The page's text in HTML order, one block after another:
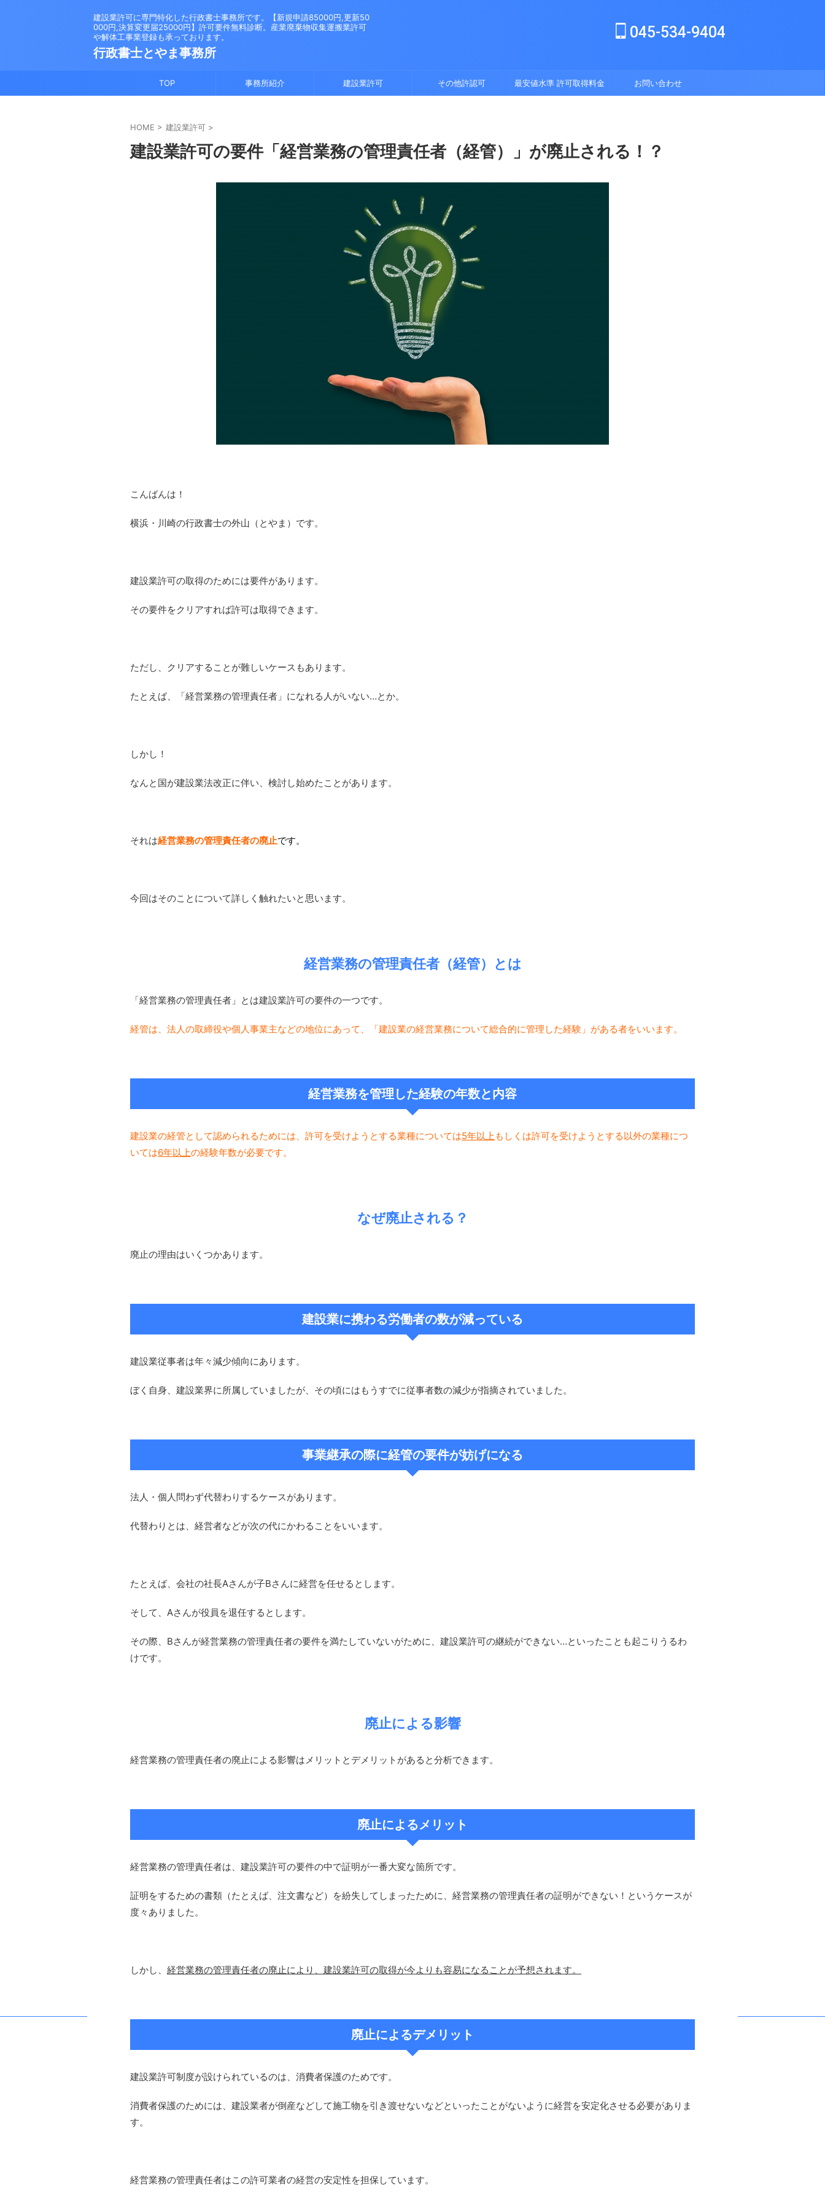
建設業許可に専門特化した行政書士事務所です。【新規申請85000円,更新50
000円,決算変更届25000円】許可要件無料診断。産業廃棄物収集運搬業許可
や解体工事業登録も承っております。
行政書士とやま事務所
045-534-9404
TOP 事務所紹介 建設業許可 その他許認可 最安値水準 許可取得料金 お問い合わせ
HOME > 建設業許可 >
建設業許可の要件「経営業務の管理責任者（経管）」が廃止される！？
こんばんは！
横浜・川崎の行政書士の外山（とやま）です。
建設業許可の取得のためには要件があります。
その要件をクリアすれば許可は取得できます。
ただし、クリアすることが難しいケースもあります。
たとえば、「経営業務の管理責任者」になれる人がいない…とか。
しかし！
なんと国が建設業法改正に伴い、検討し始めたことがあります。
それは経営業務の管理責任者の廃止です。
今回はそのことについて詳しく触れたいと思います。
経営業務の管理責任者（経管）とは
「経営業務の管理責任者」とは建設業許可の要件の一つです。
経管は、法人の取締役や個人事業主などの地位にあって、「建設業の経営業務について総合的に管理した経験」がある者をいいます。
経営業務を管理した経験の年数と内容
建設業の経管として認められるためには、許可を受けようとする業種については5年以上もしくは許可を受けようとする以外の業種につ
いては6年以上の経験年数が必要です。
なぜ廃止される？
廃止の理由はいくつかあります。
建設業に携わる労働者の数が減っている
建設業従事者は年々減少傾向にあります。
ぼく自身、建設業界に所属していましたが、その頃にはもうすでに従事者数の減少が指摘されていました。
事業継承の際に経管の要件が妨げになる
法人・個人問わず代替わりするケースがあります。
代替わりとは、経営者などが次の代にかわることをいいます。
たとえば、会社の社長Aさんが子Bさんに経営を任せるとします。
そして、Aさんが役員を退任するとします。
その際、Bさんが経営業務の管理責任者の要件を満たしていないがために、建設業許可の継続ができない…といったことも起こりうるわ
けです。
廃止による影響
経営業務の管理責任者の廃止による影響はメリットとデメリットがあると分析できます。
廃止によるメリット
経営業務の管理責任者は、建設業許可の要件の中で証明が一番大変な箇所です。
証明をするための書類（たとえば、注文書など）を紛失してしまったために、経営業務の管理責任者の証明ができない！というケースが
度々ありました。
しかし、 経営業務の管理責任者の廃止により、建設業許可の取得が今よりも容易になることが予想されます。
廃止によるデメリット
建設業許可制度が設けられているのは、消費者保護のためです。
消費者保護のためには、建設業者が倒産などして施工物を引き渡せないなどといったことがないように経営を安定化させる必要がありま
す。
経営業務の管理責任者はこの許可業者の経営の安定性を担保しています。